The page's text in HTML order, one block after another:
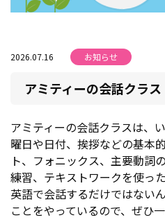
2026.07.16 お知らせ
アミティーの会話クラス
アミティーの会話クラスは、
曜日や日付、挨拶などの基本
ト、フォニックス、主要動詞
練習、テキストワークを使っ
英語で会話するだけではない
ことをやっているので、ぜひ